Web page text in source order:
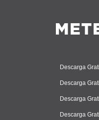
Descarga
Descarga
Descarga
Descarga